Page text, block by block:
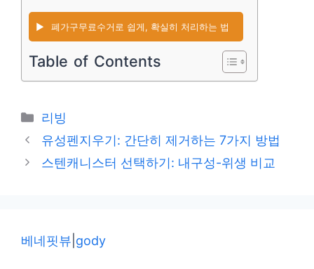
▶️ 폐가구무료수거로 쉽게, 확실히 처리하는 법
Table of Contents
카
테
리
리빙
유성펜지우기: 간단히 제거하는 7가지 방법
스텐캐니스터 선택하기: 내구성-위생 비교
베네핏뷰 gody